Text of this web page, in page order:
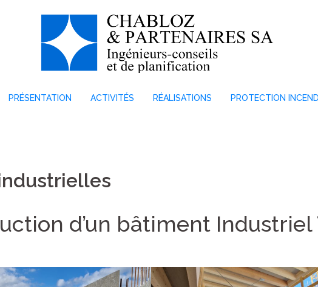
PRÉSENTATION ACTIVITÉS RÉALISATIONS PROTECTION
d’un bâtiment Industriel